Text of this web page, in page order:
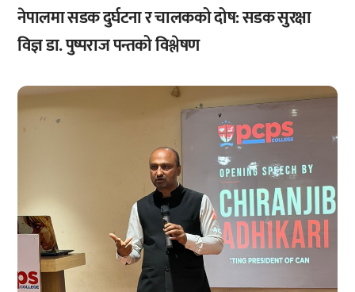
नेपालमा सडक दुर्घटना र चालकको दोष: सडक सुरक्षा
विज्ञ डा. पुष्पराज पन्तको विश्लेषण